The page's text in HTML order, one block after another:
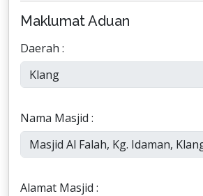
Maklumat Aduan
Daerah :
Nama Masjid :
Alamat Masjid :